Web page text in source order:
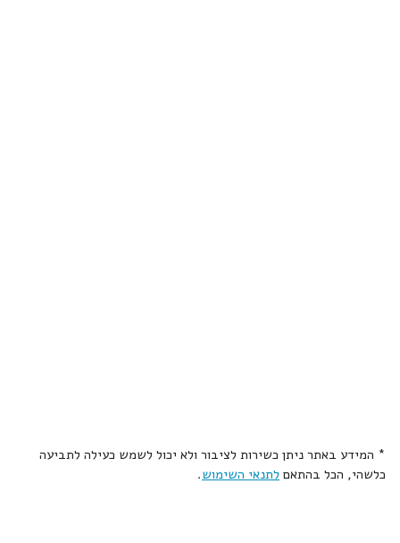
* המידע באתר ניתן כשירות לציבור ולא יכול לשמש כעילה לתביעה
כלשהי, הכל בהתאם לתנאי השימוש.